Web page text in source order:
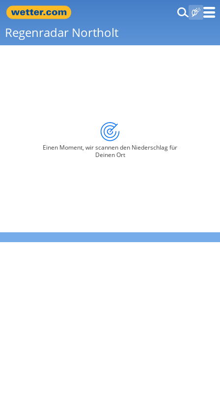
Regenradar Northolt
Einen Moment, wir scannen den Niederschlag für
Deinen Ort